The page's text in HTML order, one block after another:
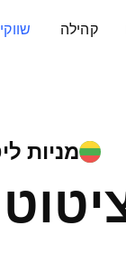
קהילה
מניות